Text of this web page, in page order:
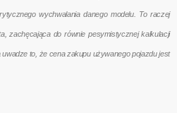
wychwalania danego modelu. To raczej
zachęcająca do równie pesymistycznej kalkulacji
to, że cena zakupu używanego pojazdu jest